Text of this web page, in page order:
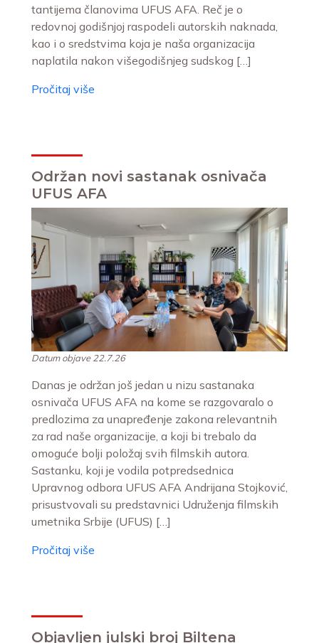
tantijema članovima UFUS AFA. Reč je o
redovnoj godišnjoj raspodeli autorskih naknada,
kao i o sredstvima koja je naša organizacija
naplatila nakon višegodišnjeg sudskog […]
Pročitaj više
Održan novi sastanak osnivača
UFUS AFA
Datum objave 22.7.26
Danas je održan još jedan u nizu sastanaka
osnivača UFUS AFA na kome se razgovaralo o
predlozima za unapređenje zakona relevantnih
za rad naše organizacije, a koji bi trebalo da
omoguće bolji položaj svih filmskih autora.
Sastanku, koji je vodila potpredsednica
Upravnog odbora UFUS AFA Andrijana Stojković,
prisustvovali su predstavnici Udruženja filmskih
umetnika Srbije (UFUS) […]
Pročitaj više
Objavljen julski broj Biltena